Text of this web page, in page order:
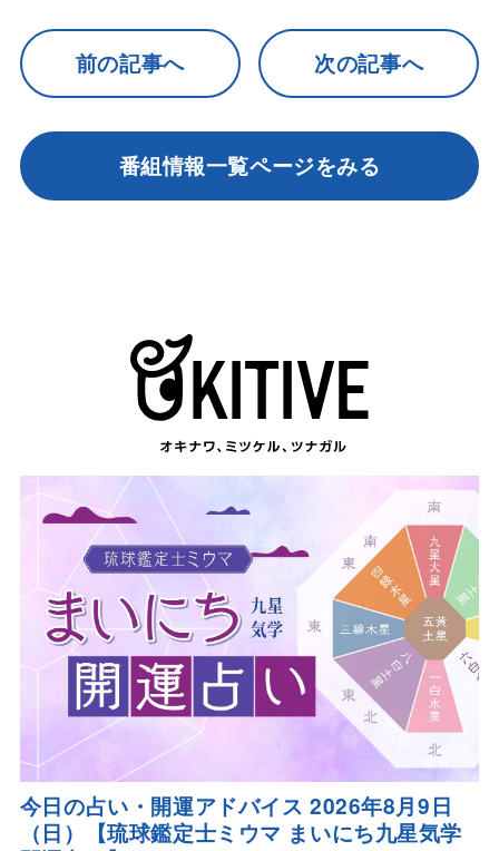
前の記事へ 次の記事へ
番組情報一覧ページをみる
今日の占い・開運アドバイス 2026年8月9日
（日）【琉球鑑定士ミウマ まいにち九星気学